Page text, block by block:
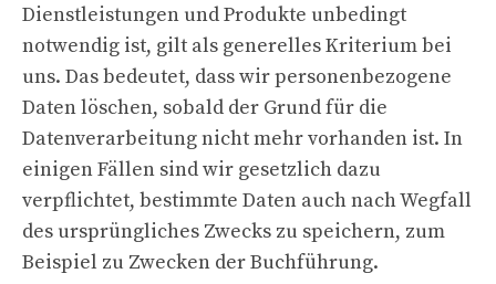
Dienstleistungen und Produkte unbedingt
notwendig ist, gilt als generelles Kriterium bei
uns. Das bedeutet, dass wir personenbezogene
Daten löschen, sobald der Grund für die
Datenverarbeitung nicht mehr vorhanden ist. In
einigen Fällen sind wir gesetzlich dazu
verpflichtet, bestimmte Daten auch nach Wegfall
des ursprüngliches Zwecks zu speichern, zum
Beispiel zu Zwecken der Buchführung.